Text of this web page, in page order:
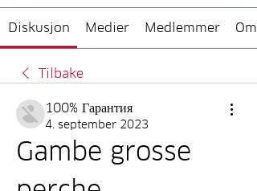
Diskusjon Medier Medlemmer Om
Tilbake
100% Гарантия
4. september 2023
Gambe grosse